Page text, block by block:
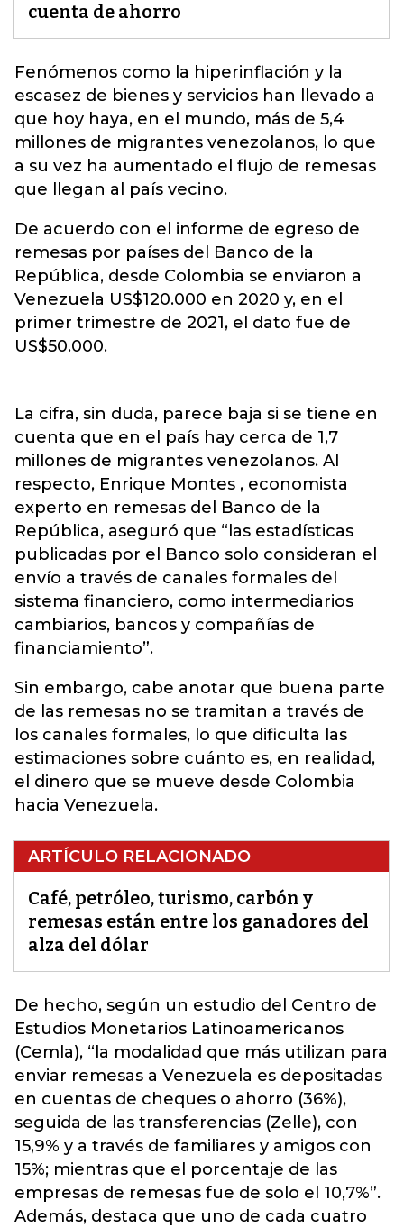
cuenta de ahorro
Fenómenos como la hiperinflación y la
escasez de bienes y servicios han llevado a
que hoy haya, en el mundo, más de 5,4
millones de migrantes venezolanos, lo que
a su vez ha aumentado el flujo de remesas
que llegan al país vecino.
De acuerdo con el informe de egreso de
remesas por países del Banco de la
República, desde Colombia se enviaron a
Venezuela US$120.000 en 2020 y, en el
primer trimestre de 2021, el dato fue de
US$50.000.
La cifra, sin duda, parece baja si se tiene en
cuenta que en el país hay cerca de 1,7
millones de migrantes venezolanos. Al
respecto, Enrique Montes , economista
experto en remesas del Banco de la
República, aseguró que “las estadísticas
publicadas por el Banco solo consideran el
envío a través de canales formales del
sistema financiero, como intermediarios
cambiarios, bancos y compañías de
financiamiento”.
Sin embargo, cabe anotar que buena parte
de las remesas no se tramitan a través de
los canales formales, lo que dificulta las
estimaciones sobre cuánto es, en realidad,
el dinero que se mueve desde Colombia
hacia Venezuela.
ARTÍCULO RELACIONADO
Café, petróleo, turismo, carbón y
remesas están entre los ganadores del
alza del dólar
De hecho, según un estudio del Centro de
Estudios Monetarios Latinoamericanos
(Cemla), “la modalidad que más utilizan para
enviar remesas a Venezuela es depositadas
en cuentas de cheques o ahorro (36%),
seguida de las transferencias (Zelle), con
15,9% y a través de familiares y amigos con
15%; mientras que el porcentaje de las
empresas de remesas fue de solo el 10,7%”.
Además, destaca que uno de cada cuatro